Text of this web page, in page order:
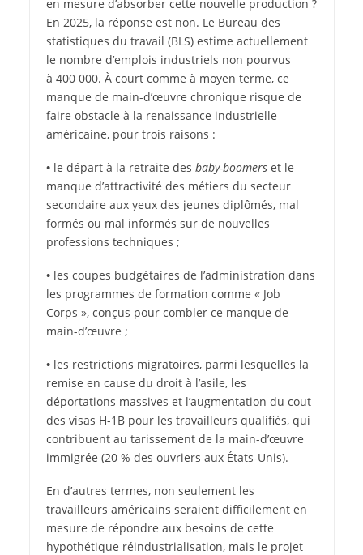
en mesure d’absorber cette nouvelle production ?
En 2025, la réponse est non. Le Bureau des
statistiques du travail (BLS) estime actuellement
le nombre d’emplois industriels non pourvus
à 400 000. À court comme à moyen terme, ce
manque de main-d’œuvre chronique risque de
faire obstacle à la renaissance industrielle
américaine, pour trois raisons :
•le départ à la retraite des baby-boomerset le
manque d’attractivité des métiers du secteur
secondaire aux yeux des jeunes diplômés, mal
formés ou mal informés sur de nouvelles
professions techniques ;
•les coupes budgétaires de l’administration dans
les programmes de formation comme « Job
Corps », conçus pour combler ce manque de
main-d’œuvre ;
•les restrictions migratoires, parmi lesquelles la
remise en cause du droit à l’asile, les
déportations massives et l’augmentation du cout
des visas H-1B pour les travailleurs qualifiés, qui
contribuent au tarissement de la main-d’œuvre
immigrée (20 % des ouvriers aux États-Unis).
En d’autres termes, non seulement les
travailleurs américains seraient difficilement en
mesure de répondre aux besoins de cette
hypothétique réindustrialisation, mais le projet